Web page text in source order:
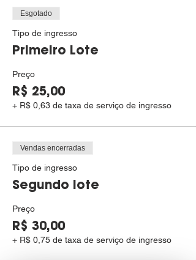
Esgotado
Tipo de ingresso
Primeiro Lote
Preço
R$ 25,00
+ R$ 0,63 de taxa de serviço de ingresso
Vendas encerradas
Tipo de ingresso
Segundo lote
Preço
R$ 30,00
+ R$ 0,75 de taxa de serviço de ingresso